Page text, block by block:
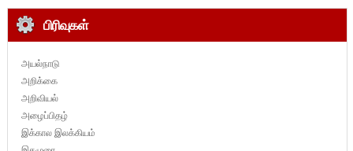
பிரிவுகள்
அயல்நாடு
அறிக்கை
அறிவியல்
அழைப்பிதழ்
இக்கால இலக்கியம்